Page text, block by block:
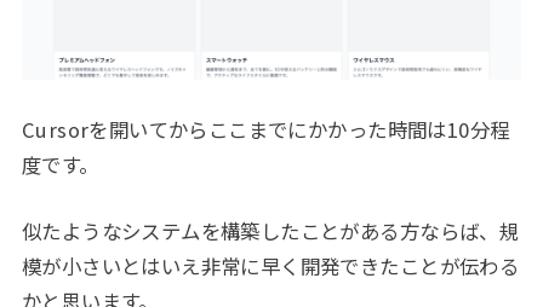
Cursorを開いてからここまでにかかった時間は10分程
度です。
似たようなシステムを構築したことがある方ならば、規
模が小さいとはいえ非常に早く開発できたことが伝わる
かと思います。